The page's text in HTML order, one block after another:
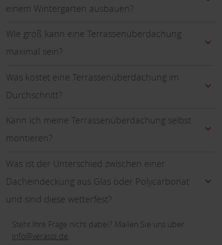
einem Wintergarten ausbauen?
Wie groß kann eine Terrassenüberdachung
maximal sein?
Was kostet eine Terrassenüberdachung im
Durchschnitt?
Kann ich meine Terrassenüberdachung selbst
montieren?
Was ist der Unterschied zwischen einer
Dacheindeckung aus Glas oder Polycarbonat
und sind diese wetterfest?
Steht Ihre Frage nicht dabei? Mailen Sie uns über
info@verasol.de